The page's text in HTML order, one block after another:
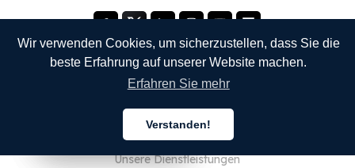
Wir verwenden Cookies, um sicherzustellen, dass Sie die
beste Erfahrung auf unserer Website machen.
Erfahren Sie mehr
Verstanden!
Über uns
Unsere Dienstleistungen
Deutsch
Deutsch
Deutsch